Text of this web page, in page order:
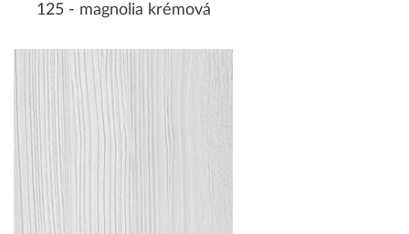
125 - magnolia krémová